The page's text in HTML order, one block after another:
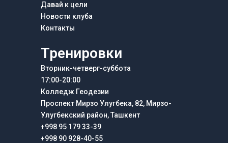
Давай к цели
Новости клуба
Контакты
Тренировки
Вторник-четверг-суббота
17:00-20:00
Колледж Геодезии
Проспект Мирзо Улугбека, 82, Мирзо-
Улугбекский район, Ташкент
+998 95 179 33-39
+998 90 928-40-55